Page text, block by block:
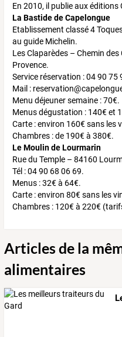
En 2010, il publie aux
La Bastide de Capelongue
Etablissement classé 4
au guide Michelin.
Les Claparèdes – Chemin
Provence.
Service réservation : 04 90 75
Mail :
Menu déjeuner semaine : 70€.
Menus dégustation : 140€ et
Carte : environ 160€ sans les
Chambres : de 190€ à 380€.
Le Moulin de Lourmarin
Rue du Temple – 84160
Tél : 04 90 68 06 69.
Menus : 32€ à 64€.
Carte : environ 80€ sans les
Chambres : 120€ à 220€
Articles de la
alimentaires